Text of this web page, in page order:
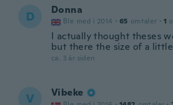
D Donna
Ble med i 2014 · 65 omtaler · 1
I actually thought theses
but there the size of a
ca. 3 år siden
V Vibeke